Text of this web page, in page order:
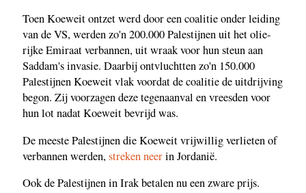
Toen Koeweit ontzet werd door een coalitie onder leiding
van de VS, werden zo'n 200.000 Palestijnen uit het olie-
rijke Emiraat verbannen, uit wraak voor hun steun aan
Saddam's invasie. Daarbij ontvluchtten zo'n 150.000
Palestijnen Koeweit vlak voordat de coalitie de uitdrijving
begon. Zij voorzagen deze tegenaanval en vreesden voor
hun lot nadat Koeweit bevrijd was.
De meeste Palestijnen die Koeweit vrijwillig verlieten of
verbannen werden,streken neerin Jordanië.
Ook de Palestijnen in Irak betalen nu een zware prijs.